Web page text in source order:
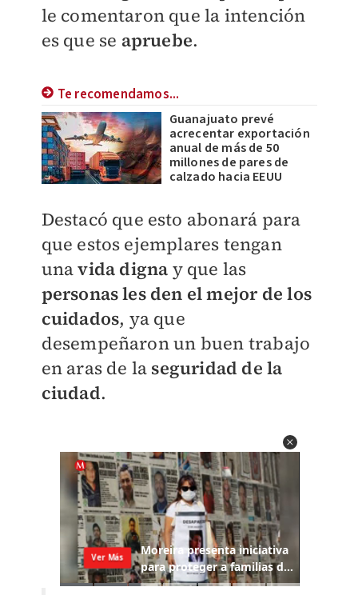
le comentaron que la intención
es que se apruebe.
Te recomendamos...
Guanajuato prevé
acrecentar exportación
anual de más de 50
millones de pares de
calzado hacia EEUU
Destacó que esto abonará para
que estos ejemplares tengan
unavida digna y que las
personas les den el mejor de los
cuidados, ya que
desempeñaron un buen trabajo
en aras de la seguridad de la
ciudad.